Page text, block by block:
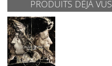
PRODUITS DÉJÀ VUS